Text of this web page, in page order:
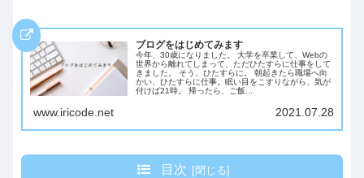
ブログをはじめてみます
今年、30歳になりました。 大学を卒業して、Webの
世界から離れてしまって、ただひたすらに仕事をして
きました。 そう、ひたすらに。 朝起きたら職場へ向
かい、ひたすらに仕事。眠い目をこすりながら、気が
付けば21時。 帰ったら、ご飯...
www.iricode.net 2021.07.28
目次